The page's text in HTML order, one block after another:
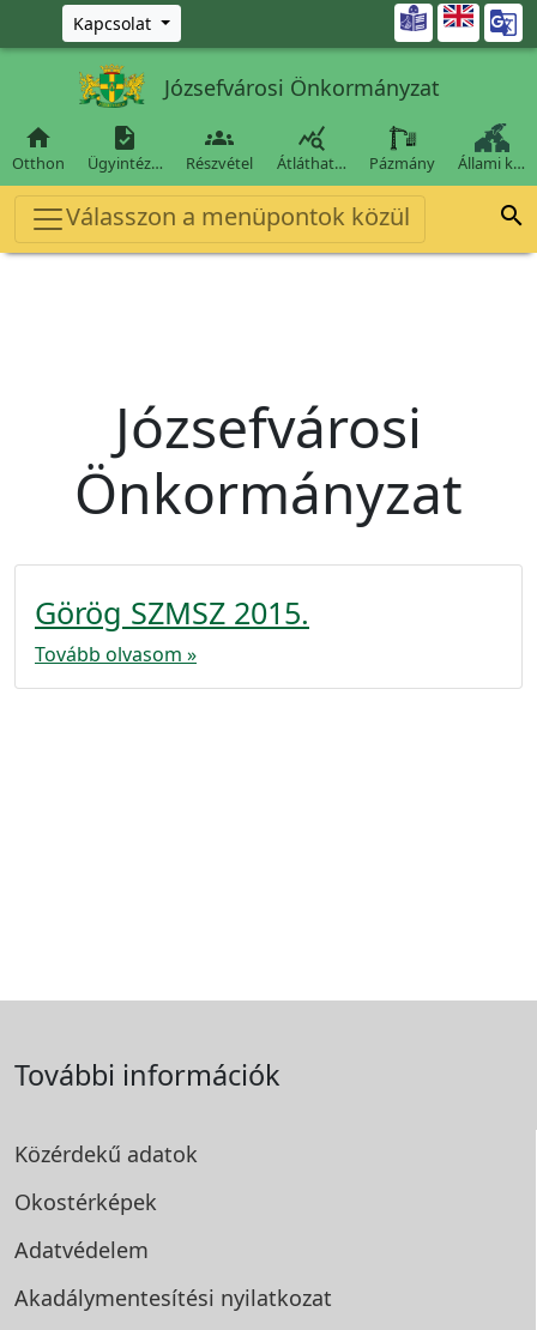
Ugrás a fő tartalomra
Kapcsolat 
Józsefvárosi Önkormányzat

Otthon

Ügyintéz…

Részvétel

Átláthat… Pázmány Állami k…
Válasszon a menüpontok közül 
Józsefvárosi
Önkormányzat
Görög SZMSZ 2015.
Tovább olvasom »
További információk
Közérdekű adatok
Okostérképek
Adatvédelem
Akadálymentesítési nyilatkozat